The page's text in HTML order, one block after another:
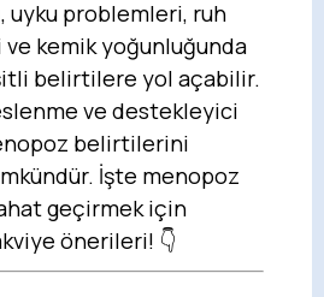
uyku problemleri, ruh
kemik yoğunluğunda
belirtilere yol açabilir.
ve destekleyici
belirtilerini
İşte menopoz
geçirmek için
önerileri! 👇